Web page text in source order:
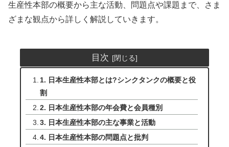
生産性本部の概要から主な活動、問題点や課題まで、さま
ざまな観点から詳しく解説していきます。
目次
1. 日本生産性本部とは?シンクタンクの概要と役
割
2. 日本生産性本部の年会費と会員種別
3. 日本生産性本部の主な事業と活動
4. 日本生産性本部の問題点と批判